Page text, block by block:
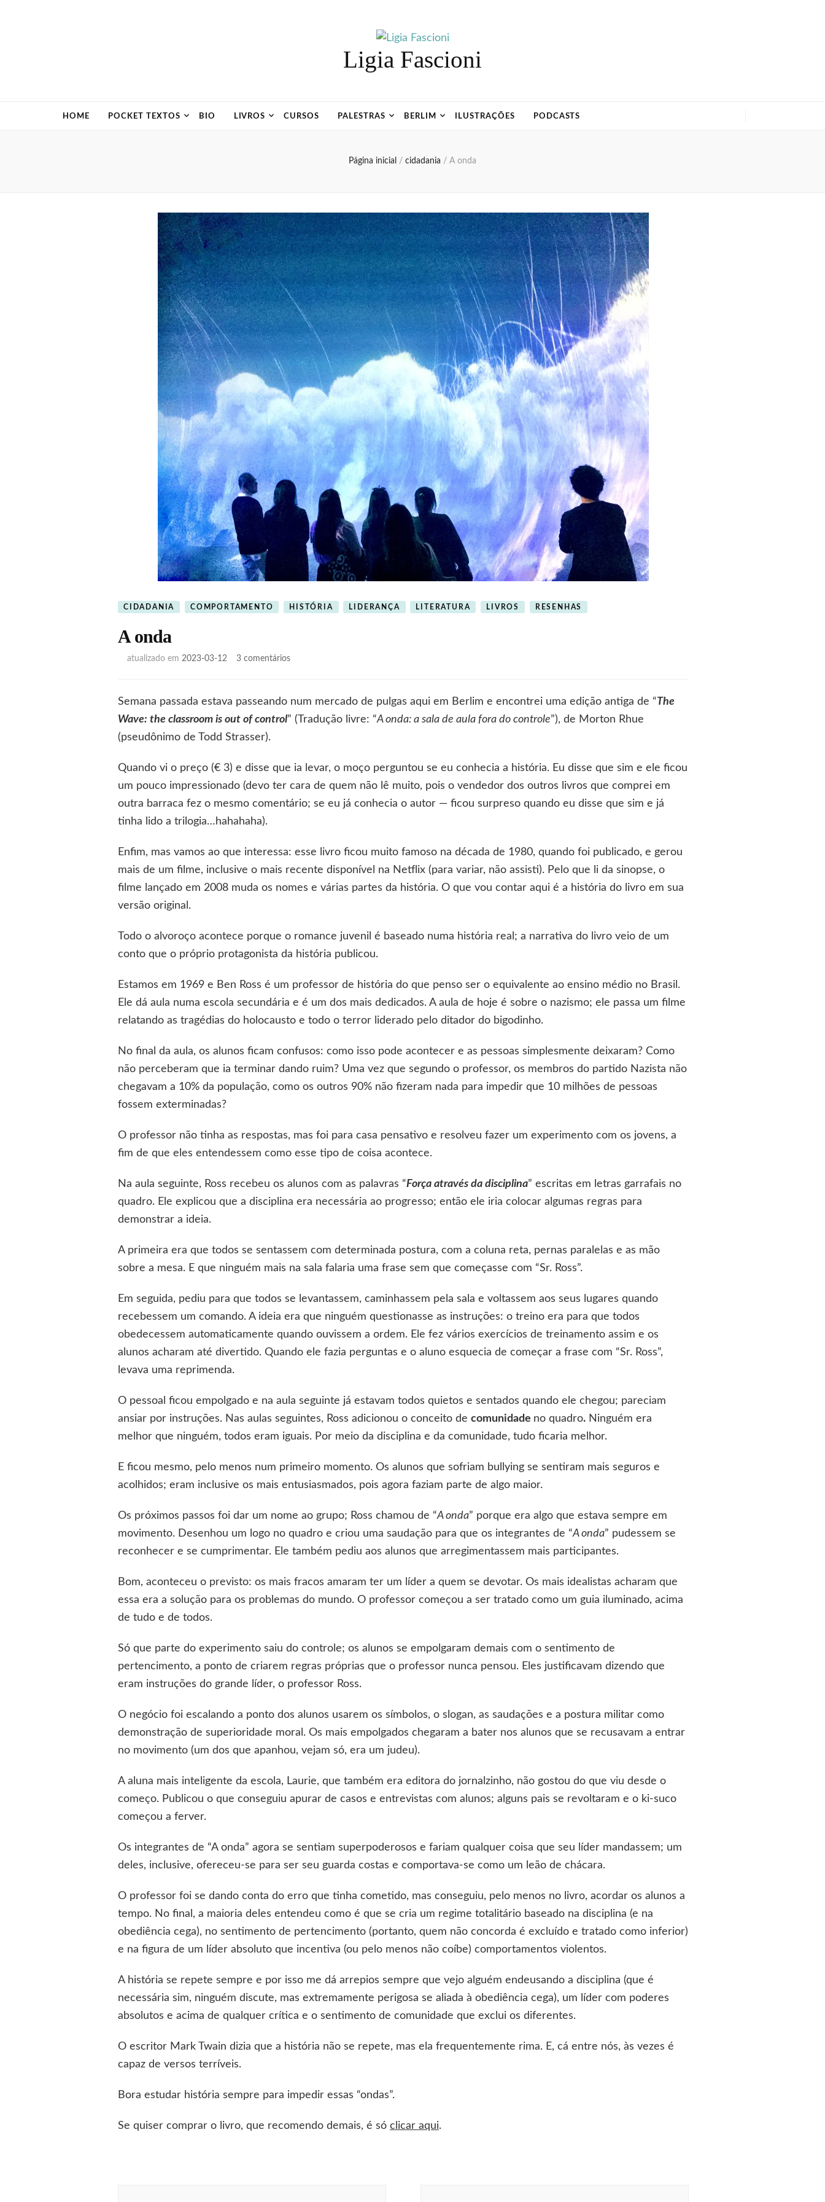
Ligia Fascioni
HOME POCKET TEXTOS BIO LIVROS CURSOS PALESTRAS BERLIM ILUSTRAÇÕES PODCASTS
Página inicial / cidadania / A onda
CIDADANIA COMPORTAMENTO HISTÓRIA LIDERANÇA LITERATURA LIVROS RESENHAS
A onda
atualizado em 2023-03-12 3 comentáriosem
Semana passada estava passeando num mercado de pulgas aqui em Berlim e encontrei uma edição antiga de “The
Wave: the classroom is out of control” (Tradução livre: “A onda: a sala de aula fora do controle”), de Morton Rhue
(pseudônimo de Todd Strasser).
Quando vi o preço (€ 3) e disse que ia levar, o moço perguntou se eu conhecia a história. Eu disse que sim e ele ficou
um pouco impressionado (devo ter cara de quem não lê muito, pois o vendedor dos outros livros que comprei em
outra barraca fez o mesmo comentário; se eu já conhecia o autor — ficou surpreso quando eu disse que sim e já
tinha lido a trilogia…hahahaha).
Enfim, mas vamos ao que interessa: esse livro ficou muito famoso na década de 1980, quando foi publicado, e gerou
mais de um filme, inclusive o mais recente disponível na Netflix (para variar, não assisti). Pelo que li da sinopse, o
filme lançado em 2008 muda os nomes e várias partes da história. O que vou contar aqui é a história do livro em sua
versão original.
Todo o alvoroço acontece porque o romance juvenil é baseado numa história real; a narrativa do livro veio de um
conto que o próprio protagonista da história publicou.
Estamos em 1969 e Ben Ross é um professor de história do que penso ser o equivalente ao ensino médio no Brasil.
Ele dá aula numa escola secundária e é um dos mais dedicados. A aula de hoje é sobre o nazismo; ele passa um filme
relatando as tragédias do holocausto e todo o terror liderado pelo ditador do bigodinho.
No final da aula, os alunos ficam confusos: como isso pode acontecer e as pessoas simplesmente deixaram? Como
não perceberam que ia terminar dando ruim? Uma vez que segundo o professor, os membros do partido Nazista não
chegavam a 10% da população, como os outros 90% não fizeram nada para impedir que 10 milhões de pessoas
fossem exterminadas?
O professor não tinha as respostas, mas foi para casa pensativo e resolveu fazer um experimento com os jovens, a
fim de que eles entendessem como esse tipo de coisa acontece.
Na aula seguinte, Ross recebeu os alunos com as palavras “Força através da disciplina” escritas em letras garrafais no
quadro. Ele explicou que a disciplina era necessária ao progresso; então ele iria colocar algumas regras para
demonstrar a ideia.
A primeira era que todos se sentassem com determinada postura, com a coluna reta, pernas paralelas e as mão
sobre a mesa. E que ninguém mais na sala falaria uma frase sem que começasse com “Sr. Ross”.
Em seguida, pediu para que todos se levantassem, caminhassem pela sala e voltassem aos seus lugares quando
recebessem um comando. A ideia era que ninguém questionasse as instruções: o treino era para que todos
obedecessem automaticamente quando ouvissem a ordem. Ele fez vários exercícios de treinamento assim e os
alunos acharam até divertido. Quando ele fazia perguntas e o aluno esquecia de começar a frase com “Sr. Ross”,
levava uma reprimenda.
O pessoal ficou empolgado e na aula seguinte já estavam todos quietos e sentados quando ele chegou; pareciam
ansiar por instruções. Nas aulas seguintes, Ross adicionou o conceito de comunidade no quadro. Ninguém era
melhor que ninguém, todos eram iguais. Por meio da disciplina e da comunidade, tudo ficaria melhor.
E ficou mesmo, pelo menos num primeiro momento. Os alunos que sofriam bullying se sentiram mais seguros e
acolhidos; eram inclusive os mais entusiasmados, pois agora faziam parte de algo maior.
Os próximos passos foi dar um nome ao grupo; Ross chamou de “A onda” porque era algo que estava sempre em
movimento. Desenhou um logo no quadro e criou uma saudação para que os integrantes de “A onda” pudessem se
reconhecer e se cumprimentar. Ele também pediu aos alunos que arregimentassem mais participantes.
Bom, aconteceu o previsto: os mais fracos amaram ter um líder a quem se devotar. Os mais idealistas acharam que
essa era a solução para os problemas do mundo. O professor começou a ser tratado como um guia iluminado, acima
de tudo e de todos.
Só que parte do experimento saiu do controle; os alunos se empolgaram demais com o sentimento de
pertencimento, a ponto de criarem regras próprias que o professor nunca pensou. Eles justificavam dizendo que
eram instruções do grande líder, o professor Ross.
O negócio foi escalando a ponto dos alunos usarem os símbolos, o slogan, as saudações e a postura militar como
demonstração de superioridade moral. Os mais empolgados chegaram a bater nos alunos que se recusavam a entrar
no movimento (um dos que apanhou, vejam só, era um judeu).
A aluna mais inteligente da escola, Laurie, que também era editora do jornalzinho, não gostou do que viu desde o
começo. Publicou o que conseguiu apurar de casos e entrevistas com alunos; alguns pais se revoltaram e o ki-suco
começou a ferver.
Os integrantes de “A onda” agora se sentiam superpoderosos e fariam qualquer coisa que seu líder mandassem; um
deles, inclusive, ofereceu-se para ser seu guarda costas e comportava-se como um leão de chácara.
O professor foi se dando conta do erro que tinha cometido, mas conseguiu, pelo menos no livro, acordar os alunos a
tempo. No final, a maioria deles entendeu como é que se cria um regime totalitário baseado na disciplina (e na
obediência cega), no sentimento de pertencimento (portanto, quem não concorda é excluído e tratado como inferior)
e na figura de um líder absoluto que incentiva (ou pelo menos não coíbe) comportamentos violentos.
A história se repete sempre e por isso me dá arrepios sempre que vejo alguém endeusando a disciplina (que é
necessária sim, ninguém discute, mas extremamente perigosa se aliada à obediência cega), um líder com poderes
absolutos e acima de qualquer crítica e o sentimento de comunidade que exclui os diferentes.
O escritor Mark Twain dizia que a história não se repete, mas ela frequentemente rima. E, cá entre nós, às vezes é
capaz de versos terríveis.
Bora estudar história sempre para impedir essas “ondas”.
Se quiser comprar o livro, que recomendo demais, é só clicar aqui.